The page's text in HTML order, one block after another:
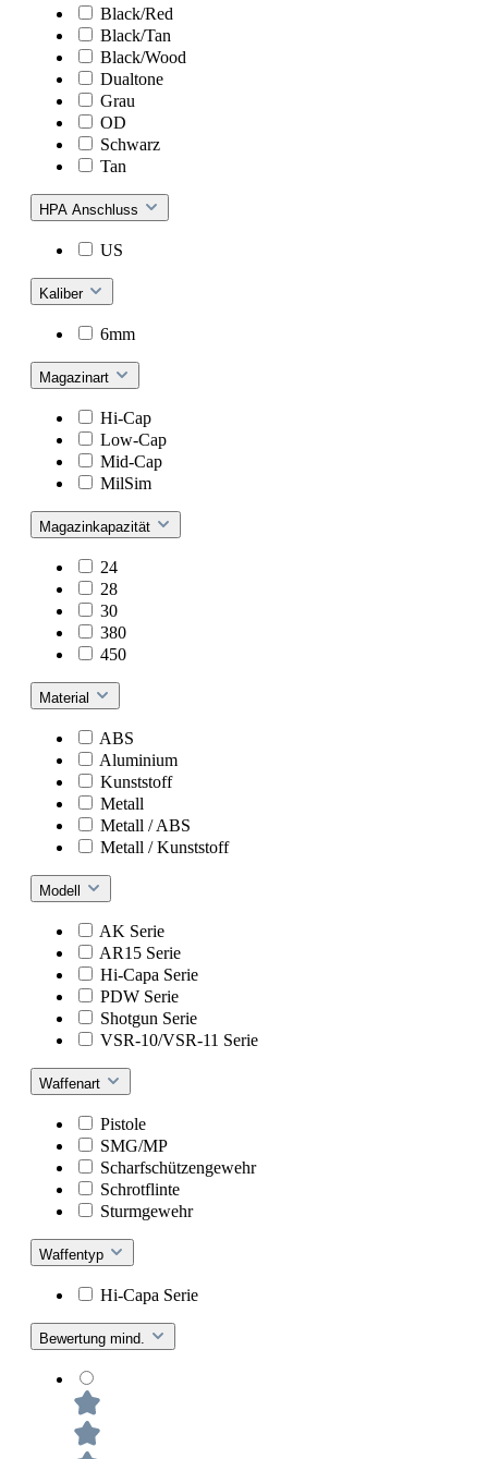
Black/Red
Black/Tan
Black/Wood
Dualtone
Grau
OD
Schwarz
Tan
HPA Anschluss
US
Kaliber
6mm
Magazinart
Hi-Cap
Low-Cap
Mid-Cap
MilSim
Magazinkapazität
24
28
30
380
450
Material
ABS
Aluminium
Kunststoff
Metall
Metall / ABS
Metall / Kunststoff
Modell
AK Serie
AR15 Serie
Hi-Capa Serie
PDW Serie
Shotgun Serie
VSR-10/VSR-11 Serie
Waffenart
Pistole
SMG/MP
Scharfschützengewehr
Schrotflinte
Sturmgewehr
Waffentyp
Hi-Capa Serie
Bewertung mind.